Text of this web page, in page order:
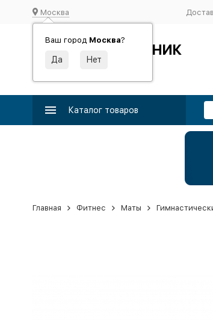
Москва
Ваш город Москва?
ИДЕАЛЬНЫЙ ТУРНИК
Производство и поставка спортивного оборудования
Каталог товаров
Главная Фитнес Маты